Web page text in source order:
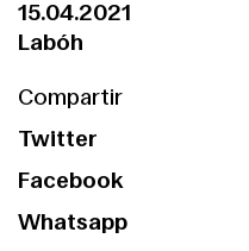
15.04.2021
Labóh
Compartir
Twitter
Facebook
Whatsapp